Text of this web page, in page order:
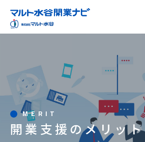
飲食店開業の流れ徹底解説
サービス紹介
開業サポート事例
開業お役立ち情報
MERIT
開業支援のメリット